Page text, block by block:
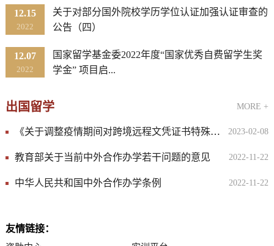
12.15
2022
关于对部分国外院校学历学位认证加强认证审查的
公告（四）
12.07
2022
国家留学基金委2022年度“国家优秀自费留学生奖
学金” 项目启...
出国留学 MORE +
2023-02-08
《关于调整疫情期间对跨境远程文凭证书特殊认证规则的公告》...
2022-11-22
教育部关于当前中外合作办学若干问题的意见
2022-11-22
​中华人民共和国中外合作办学条例
友情链接：